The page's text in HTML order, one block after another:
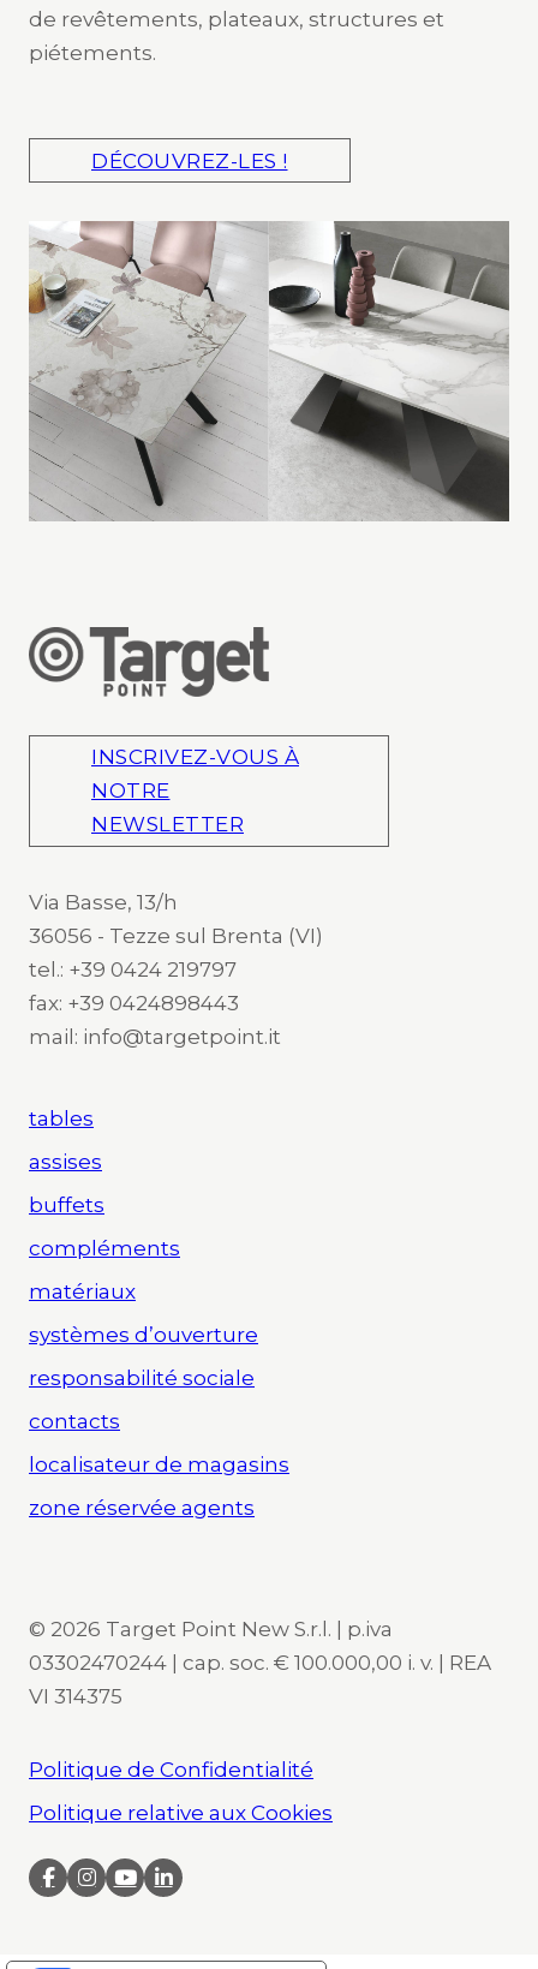
de revêtements, plateaux, structures et
piétements.
DÉCOUVREZ-LES !
INSCRIVEZ-VOUS À
NOTRE
NEWSLETTER
Via Basse, 13/h
36056 - Tezze sul Brenta (VI)
tel.: +39 0424 219797
fax: +39 0424898443
mail: info@targetpoint.it
tables
assises
buffets
compléments
matériaux
systèmes d’ouverture
responsabilité sociale
contacts
localisateur de magasins
zone réservée agents
© 2026 Target Point New S.r.l. | p.iva
03302470244 | cap. soc. € 100.000,00 i. v. | REA
VI 314375
Politique de Confidentialité
Politique relative aux Cookies